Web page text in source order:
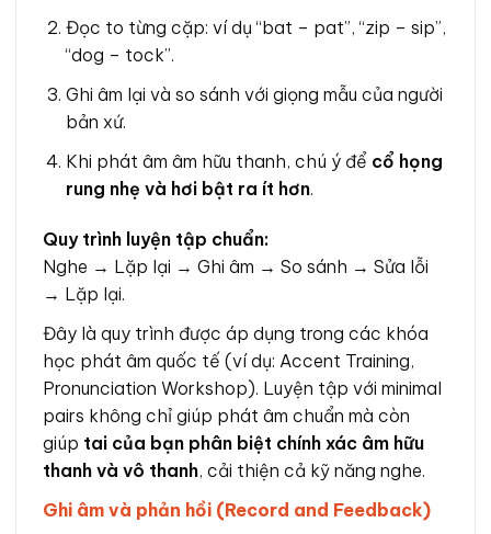
Đọc to từng cặp: ví dụ “bat – pat”, “zip – sip”,
“dog – tock”.
Ghi âm lại và so sánh với giọng mẫu của người
bản xứ.
Khi phát âm âm hữu thanh, chú ý để cổ họng
rung nhẹ và hơi bật ra ít hơn.
Quy trình luyện tập chuẩn:
Nghe → Lặp lại → Ghi âm → So sánh → Sửa lỗi
→ Lặp lại.
Đây là quy trình được áp dụng trong các khóa
học phát âm quốc tế (ví dụ: Accent Training,
Pronunciation Workshop). Luyện tập với minimal
pairs không chỉ giúp phát âm chuẩn mà còn
giúp tai của bạn phân biệt chính xác âm hữu
thanh và vô thanh, cải thiện cả kỹ năng nghe.
Ghi âm và phản hồi (Record and Feedback)